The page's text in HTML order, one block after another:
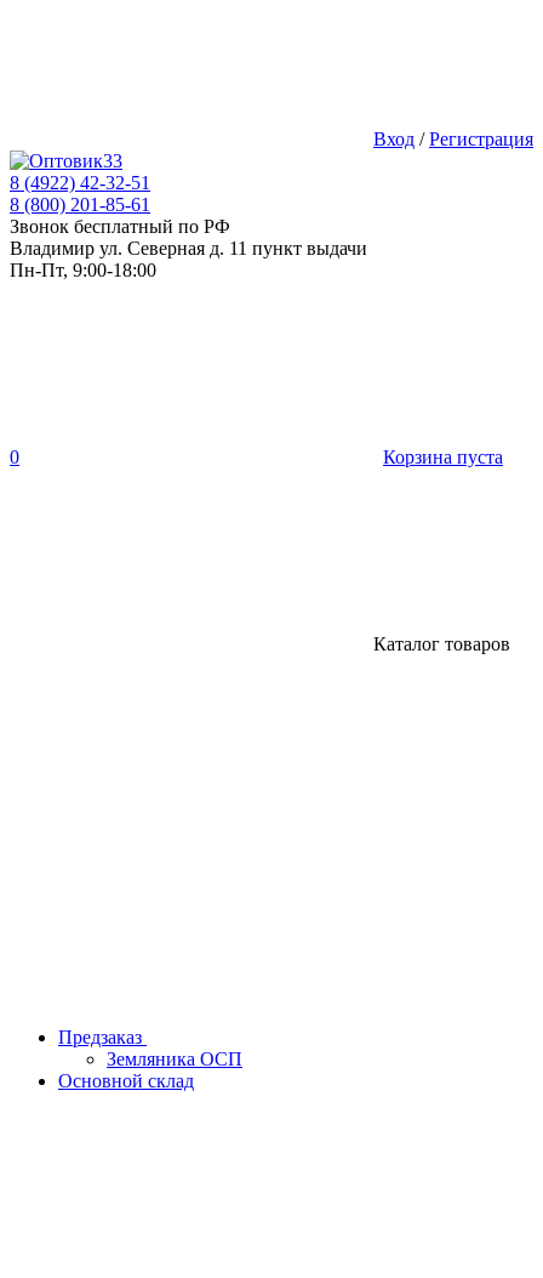
Вход /Регистрация
8 (4922) 42-32-51
8 (800) 201-85-61
Звонок бесплатный по РФ
Владимир ул. Северная д. 11 пункт выдачи
Пн-Пт, 9:00-18:00
0 Корзина пуста
Каталог товаров
Предзаказ
Земляника ОСП
Основной склад